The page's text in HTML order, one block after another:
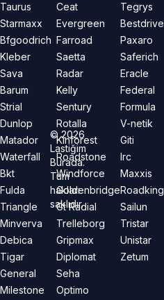
Taurus
Starmaxx
Bfgoodrich
Kleber
Sava
Barum
Strial
Dunlop
Matador
Waterfall
Bkt
Fulda
Triangle
Minverva
Debica
Tigar
General
Milestone
Ceat
Evergreen
Farroad
Saetta
Radar
Kelly
Sentury
Rotalla
Kinforest
Roadstone
Windforce
Goldenbridge
Gt Radial
Trelleborg
Gripmax
Diplomat
Seha
Optimo
Tegrys
Bestdrive
Paxaro
Saferich
Eracle
Federal
Formula
V-netik
Giti
Irc
Maxxis
Roadking
Sailun
Tristar
Unistar
Zetum
©2026
Lastiğim
Burada.
Tüm
hakları
saklıdır.